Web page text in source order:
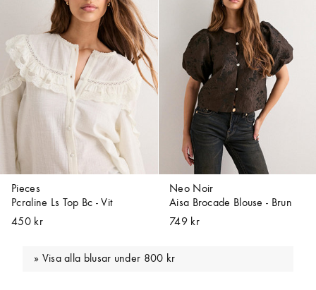
Pieces
Pcraline Ls Top Bc - Vit
450 kr
Neo Noir
Aisa Brocade Blouse - Brun
749 kr
Visa alla blusar under 800 kr